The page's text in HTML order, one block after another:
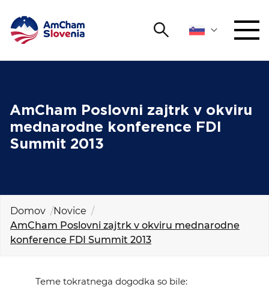
Išči
ZAGOVORNIŠTVO
AmChamYOUNG
ČLANSTVO
O NAS
KOLEDAR DOGODKOV
AmCham Poslovni zajtrk v okviru
mednarodne konference FDI
Summit 2013
Domov
Novice
AmCham Poslovni zajtrk v okviru mednarodne
konference FDI Summit 2013
Teme tokratnega dogodka so bile: